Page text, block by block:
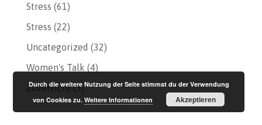
Stress (61)
Stress (22)
Uncategorized (32)
Women's Talk (4)
Zuversicht(3)
Durch die weitere Nutzung der Seite stimmst du der Verwendung
von Cookies zu.Weitere Informationen Akzeptieren